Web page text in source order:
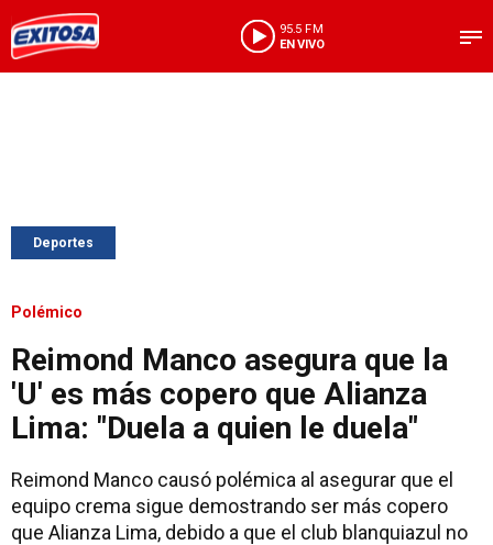
95.5 FM
EN VIVO
Deportes
Polémico
Reimond Manco asegura que la
'U' es más copero que Alianza
Lima: "Duela a quien le duela"
Reimond Manco causó polémica al asegurar que el
equipo crema sigue demostrando ser más copero
que Alianza Lima, debido a que el club blanquiazul no